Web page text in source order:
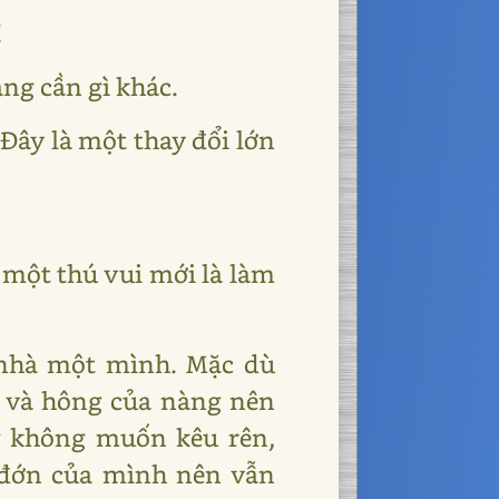
cần gì khác.
là một thay đổi lớn
thú vui mới là làm
một mình. Mặc dù
hông của nàng nên
muốn kêu rên,
của mình nên vẫn